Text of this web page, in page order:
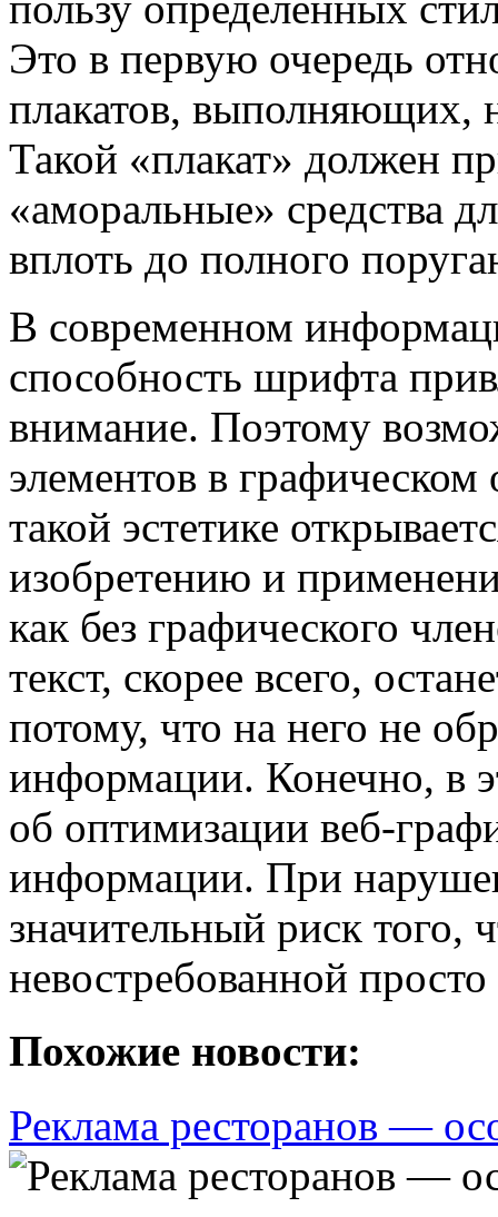
Это в первую очередь
плакатов, выполняющих,
Такой «плакат» должен
«аморальные» средства
вплоть до полного
В современном
способность шрифта
внимание. Поэтому
элементов в
такой эстетике
изобретению и
как без графического
текст, скорее всего,
потому, что на него не
информации. Конечно, в
об оптимизации веб-
информации. При
значительный риск того,
невостребованной
Похожие новости:
Реклама ресторанов —